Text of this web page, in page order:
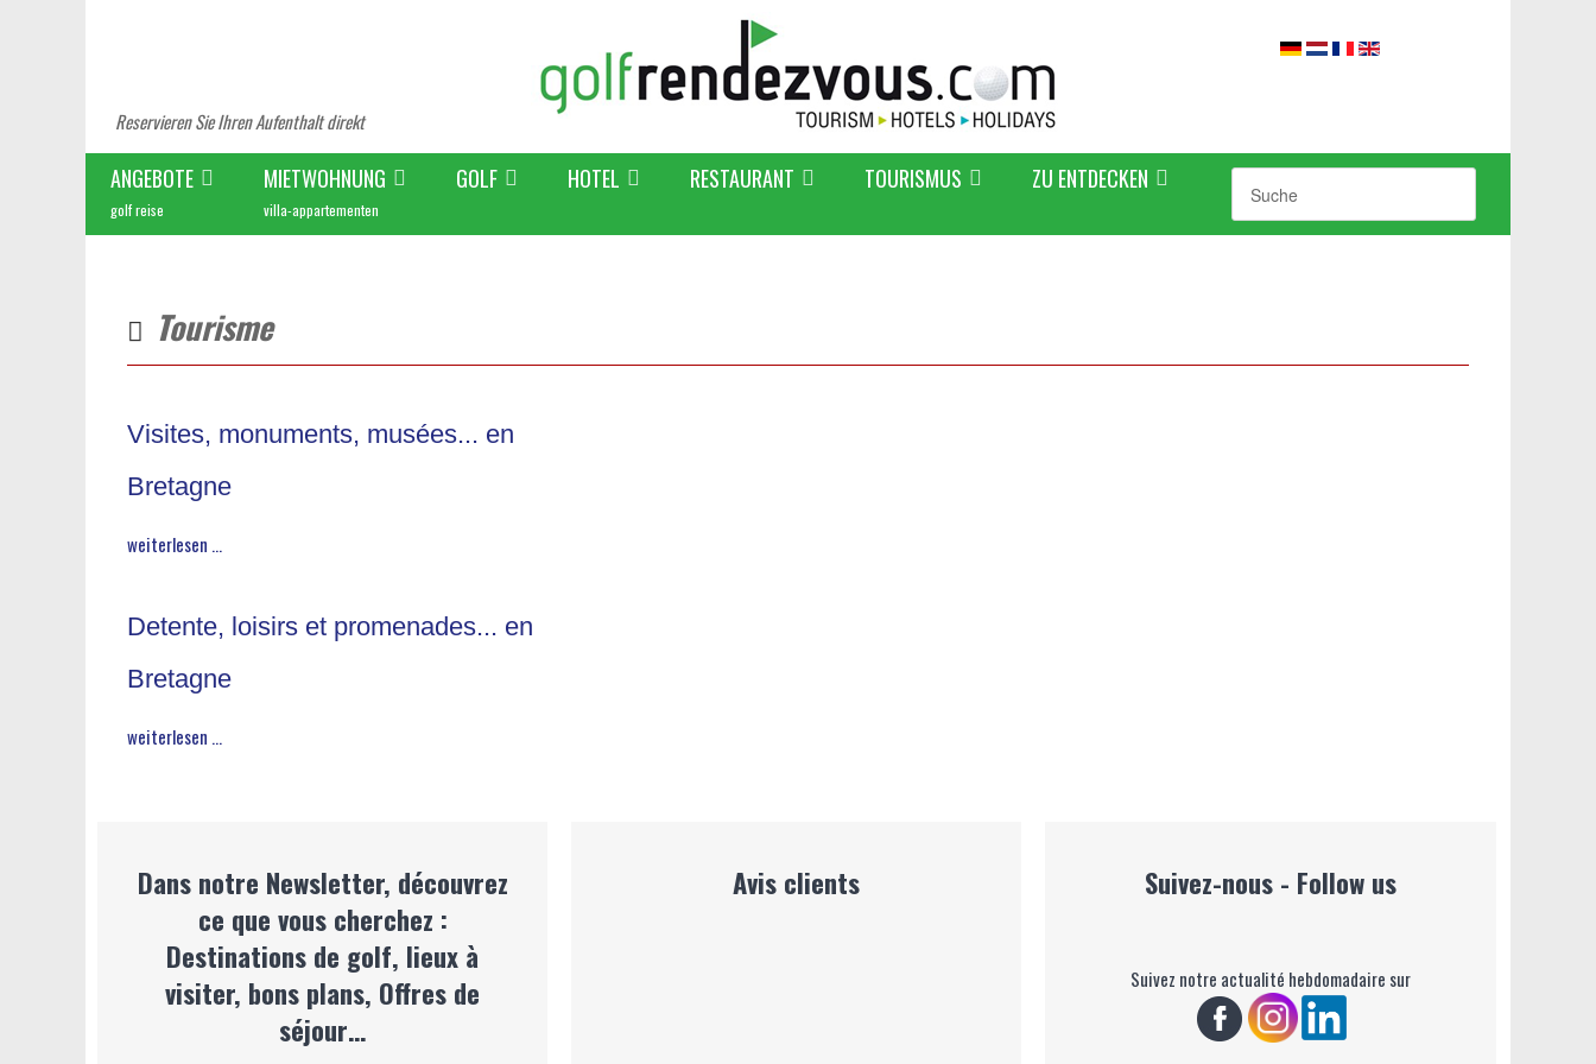
Reservieren Sie Ihren Aufenthalt direkt
ANGEBOTE
golf reise
MIETWOHNUNG
villa-appartementen
GOLF HOTEL RESTAURANT TOURISMUS ZU ENTDECKEN
Tourisme
Visites, monuments, musées... en
Bretagne
weiterlesen ...
Detente, loisirs et promenades... en
Bretagne
weiterlesen ...
Dans notre Newsletter, découvrez
ce que vous cherchez :
Destinations de golf, lieux à
visiter, bons plans, Offres de
séjour…
Avis clients Suivez-nous - Follow us
Suivez notre actualité hebdomadaire sur